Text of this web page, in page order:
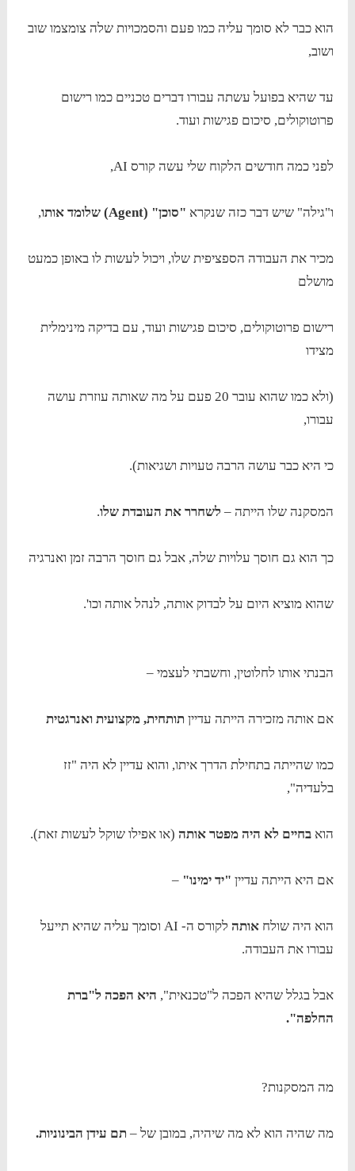
הוא כבר לא סומך עליה כמו פעם והסמכויות שלה צומצמו שוב
ושוב,
עד שהיא בפועל עשתה עבורו דברים טכניים כמו רישום
פרוטוקולים, סיכום פגישות ועוד.
לפני כמה חודשים הלקוח שלי עשה קורס AI,
ו"גילה" שיש דבר כזה שנקרא "סוכן" (Agent) שלומד אותו ,
מכיר את העבודה הספציפית שלו, ויכול לעשות לו באופן כמעט
מושלם
רישום פרוטוקולים, סיכום פגישות ועוד, עם בדיקה מינימלית
מצידו
(ולא כמו שהוא עובר 20 פעם על מה שאותה עוזרת עושה
עבורו,
כי היא כבר עושה הרבה טעויות ושגיאות).
המסקנה שלו הייתה – לשחרר את העובדת שלו.
כך הוא גם חוסך עלויות שלה, אבל גם חוסך הרבה זמן ואנרגיה
שהוא מוציא היום על לבדוק אותה, לנהל אותה וכו'.
הבנתי אותו לחלוטין, וחשבתי לעצמי –
אם אותה מזכירה הייתה עדיין תותחית, מקצועית ואנרגטית
כמו שהייתה בתחילת הדרך איתו, והוא עדיין לא היה "זז
בלעדיה",
הואבחיים לא היה מפטר אותה (או אפילו שוקל לעשות זאת).
אם היא הייתה עדיין "יד ימינו" –
הוא היה שולחאותה
לקורס ה- AI וסומך עליה שהיא תייעל
עבורו את העבודה.
אבל בגלל שהיא הפכה ל"טכנאית", היא הפכה ל"ברת
החלפה".
מה המסקנות?
מה שהיה הוא לא מה שיהיה, במובן של – תם עידן הבינוניות.